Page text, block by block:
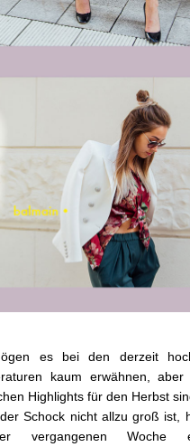
es bei den derzeit
kaum erwähnen,
Highlights für den Herbst
Schock nicht allzu groß ist,
vergangenen Woche